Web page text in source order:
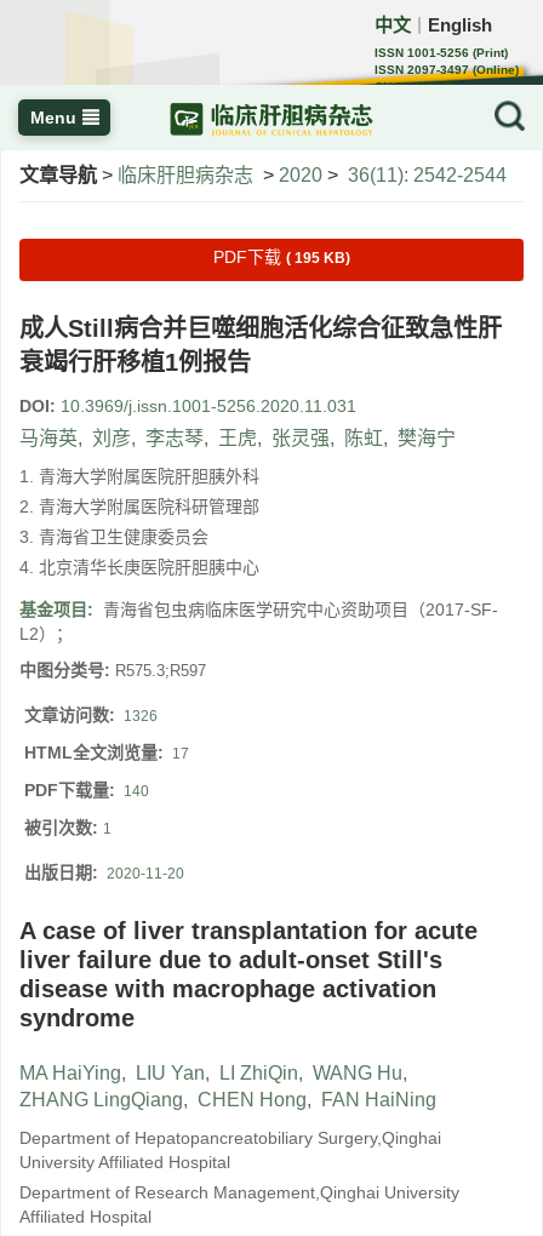
中文 English
ISSN 1001-5256 (Print)
ISSN 2097-3497 (Online)
CN 22-1108/R
Menu
文章导航 > 临床肝胆病杂志 > 2020 > 36(11): 2542-2544
PDF下载 ( 195 KB)
成人Still病合并巨噬细胞活化综合征致急性肝
衰竭行肝移植1例报告
DOI: 10.3969/j.issn.1001-5256.2020.11.031
马海英, 刘彦, 李志琴, 王虎, 张灵强, 陈虹, 樊海宁
1. 青海大学附属医院肝胆胰外科
2. 青海大学附属医院科研管理部
3. 青海省卫生健康委员会
4. 北京清华长庚医院肝胆胰中心
基金项目: 青海省包虫病临床医学研究中心资助项目（2017-SF-
L2）；
中图分类号: R575.3;R597
文章访问数: 1326
HTML全文浏览量: 17
PDF下载量: 140
被引次数: 1
出版日期: 2020-11-20
A case of liver transplantation for acute
liver failure due to adult-onset Still's
disease with macrophage activation
syndrome
MA HaiYing, LIU Yan, LI ZhiQin, WANG Hu,
ZHANG LingQiang, CHEN Hong, FAN HaiNing
Department of Hepatopancreatobiliary Surgery,Qinghai
University Affiliated Hospital
Department of Research Management,Qinghai University
Affiliated Hospital